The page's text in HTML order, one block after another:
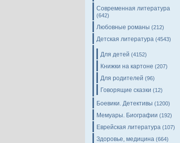
Современная литература
(642)
Любовные романы (212)
Детская литература (4543)
Для детей (4152)
Книжки на картоне (207)
Для родителей (96)
Говорящие сказки (12)
Боевики. Детективы (1200)
Мемуары. Биографии (192)
Еврейская литература (107)
Здоровье, медицина (664)